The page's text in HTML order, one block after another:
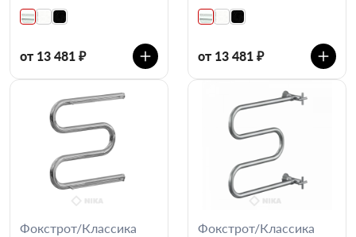
от 13 481 ₽ от 13 481 ₽
Фокстрот/Классика Фокстрот/Классика